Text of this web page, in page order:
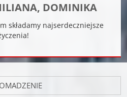
DOMINIKA
składamy najserdeczniejsze